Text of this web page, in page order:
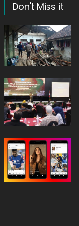
Don't Miss it